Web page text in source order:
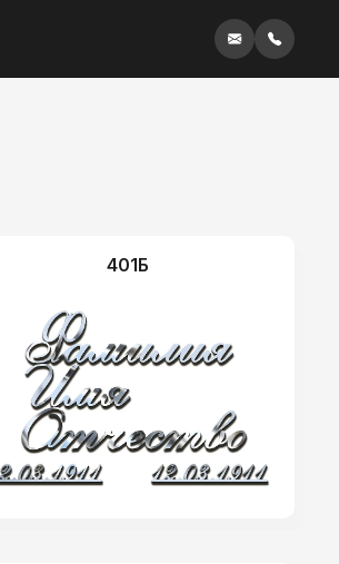
401Б